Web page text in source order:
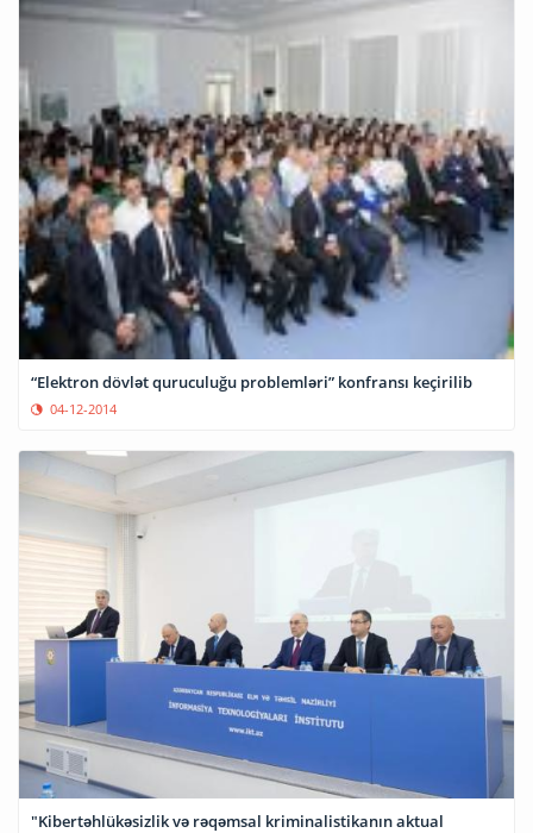
“Elektron dövlət quruculuğu problemləri” konfransı keçirilib
04-12-2014
"Kibertəhlükəsizlik və rəqəmsal kriminalistikanın aktual